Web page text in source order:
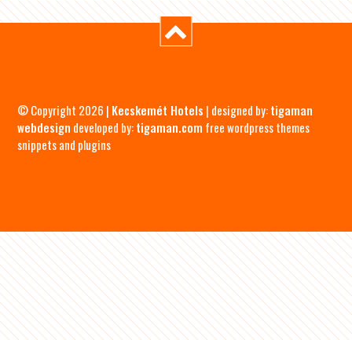
© Copyright 2026 | Kecskemét Hotels | designed by:tigaman
webdesign developed by:tigaman.com free wordpress themes
snippets and plugins